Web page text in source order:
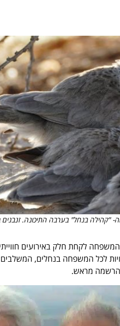
בנחל" בערבה התיכונה. זנבנים
לקחת חלק באירועים
לכל המשפחה בנחלים,
הרשמה מראש.